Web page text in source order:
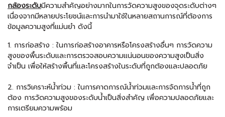
กล้องระดับมีความสำคัญอย่างมากในการวัดความสูงของจุดระดับต่างๆ
เนื่องจากมีหลายประโยชน์และการนำมาใช้ในหลายสถานการณ์ที่ต้องการ
ข้อมูลความสูงที่แม่นยำ ดังนี้
1. การก่อสร้าง : ในการก่อสร้างอาคารหรือโครงสร้างอื่นๆ การวัดความ
สูงของพื้นระดับและการตรวจสอบความแน่นอนของความสูงเป็นสิ่ง
จำเป็น เพื่อให้สร้างพื้นที่และโครงสร้างในระดับที่ถูกต้องและปลอดภัย
2. การวิเคราะห์น้ำท่วม : ในการคาดการณ์น้ำท่วมและการจัดการน้ำที่ถูก
ต้อง การวัดความสูงของระดับน้ำเป็นสิ่งสำคัญ เพื่อความปลอดภัยและ
การเตรียมความพร้อม